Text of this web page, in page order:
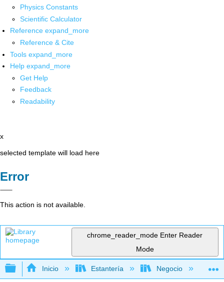
Physics Constants
Scientific Calculator
Reference expand_more
Reference & Cite
Tools expand_more
Help expand_more
Get Help
Feedback
Readability
x
selected template will load here
Error
This action is not available.
chrome_reader_mode Enter Reader
Mode
Expandir/contraer jerarquía global
Inicio Estantería Negocio